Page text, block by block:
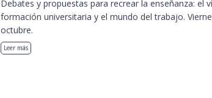
Debates y propuestas para recrear la enseñanza: el
formación universitaria y el mundo del trabajo.
octubre.
Leer más